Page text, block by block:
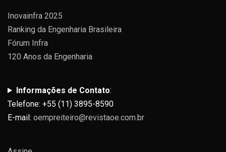
Inovainfra 2025
Ranking da Engenharia Brasileira
Fórum Infra
120 Anos da Engenharia
Informações de Contato:
Telefone: +55 (11) 3895-8590
E-mail: oempreiteiro@revistaoe.com.br